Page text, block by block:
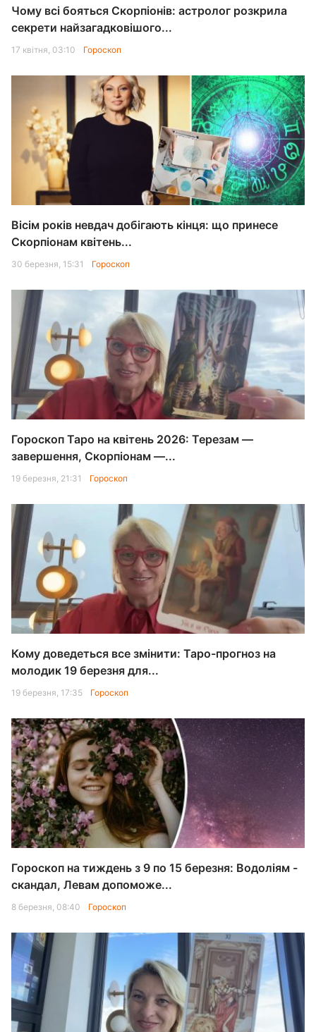
Чому всі бояться Скорпіонів: астролог розкрила
секрети найзагадковішого...
17 квітня, 03:10 Гороскоп
Вісім років невдач добігають кінця: що принесе
Скорпіонам квітень...
30 березня, 15:31 Гороскоп
Гороскоп Таро на квітень 2026: Терезам —
завершення, Скорпіонам —...
19 березня, 21:31 Гороскоп
Кому доведеться все змінити: Таро-прогноз на
молодик 19 березня для...
19 березня, 17:35 Гороскоп
Гороскоп на тиждень з 9 по 15 березня: Водоліям -
скандал, Левам допоможе...
8 березня, 08:40 Гороскоп